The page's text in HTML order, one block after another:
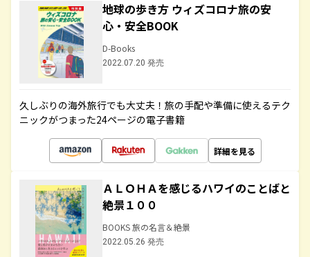
地球の歩き方 ウィズコロナ旅の安
心・安全BOOK
D-Books
2022.07.20 発売
久しぶりの海外旅行でも大丈夫！旅の手配や準備に使えるテク
ニックがつまった24ページの電子書籍
詳細を見る
ＡＬＯＨＡを感じるハワイのことばと
絶景１００
BOOKS 旅の名言＆絶景
2022.05.26 発売